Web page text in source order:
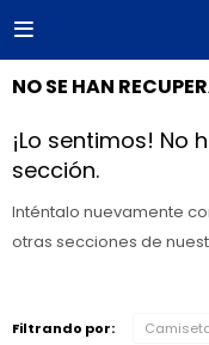

NO SE HAN
¡Lo sentimos! No
sección.
Inténtalo nuevamente
otras secciones de
Filtrando por:
close